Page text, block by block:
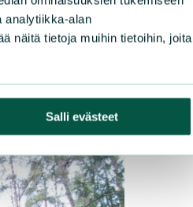
analytiikka-alan
näitä tietoja muihin tietoihin, joita
Salli evästeet